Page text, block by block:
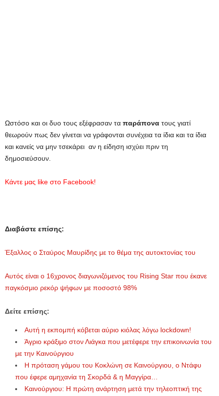
Ωστόσο και οι δυο τους εξέφρασαν τα παράπονα τους γιατί
θεωρούν πως δεν γίνεται να γράφονται συνέχεια τα ίδια και τα ίδια
και κανείς να μην τσεκάρει αν η είδηση ισχύει πριν τη
δημοσιεύσουν.
Κάντε μας like στο Facebook!
Διαβάστε επίσης:
Έξαλλος ο Σταύρος Μαυρίδης με το θέμα της αυτοκτονίας του
Αυτός είναι ο 16χρονος διαγωνιζόμενος του Rising Star που έκανε
παγκόσμιο ρεκόρ ψήφων με ποσοστό 98%
Δείτε επίσης:
Αυτή η εκπομπή κόβεται αύριο κιόλας λόγω lockdown!
Άγριο κράξιμο στον Λιάγκα που μετέφερε την επικοινωνία του
με την Καινούργιου
Η πρόταση γάμου του Κοκλώνη σε Καινούργιου, o Ντάφυ
που έφερε αμηχανία τη Σκορδά & η Μαγγίρα…
Καινούργιου: Η πρώτη ανάρτηση μετά την τηλεοπτική της